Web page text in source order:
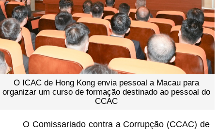
O ICAC de Hong Kong envia pessoal a Macau para
organizar um curso de formação destinado ao pessoal do
CCAC
O Comissariado contra a Corrupção (CCAC) de